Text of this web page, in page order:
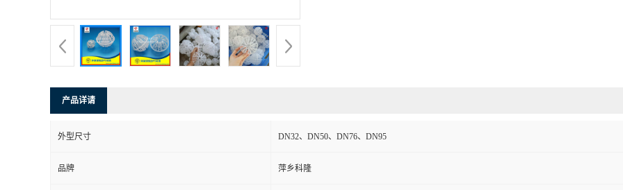
产品详请
外型尺寸 DN32、DN50、DN76、DN95
品牌 萍乡科隆